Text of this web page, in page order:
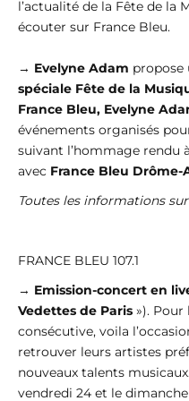
l’actualité de la Fête de la
écouter sur France Bleu.
→ Evelyne Adam propose
spéciale Fête de la
France Bleu, Evelyne
événements organisés
suivant l’hommage rendu
avec France Bleu Drôme-
Toutes les informations
FRANCE BLEU 107.1
→ Emission-concert en
Vedettes de Paris »). Pour
consécutive, voila
retrouver leurs artistes
nouveaux talents
vendredi 24 et le dimanche